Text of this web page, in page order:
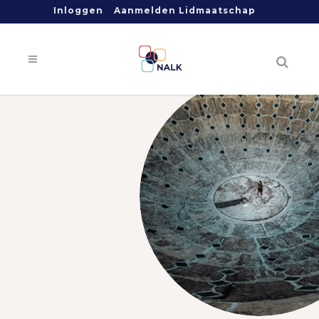
Inloggen Aanmelden Lidmaatschap